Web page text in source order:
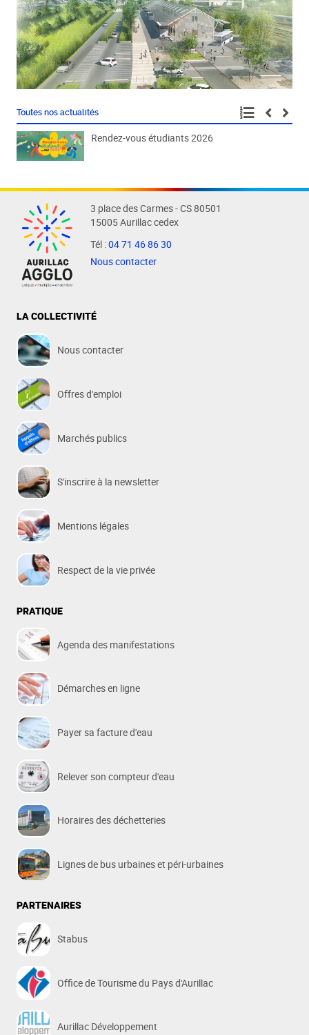
Toutes nos actualités
Rendez-vous étudiants 2026
3 place des Carmes - CS 80501
15005 Aurillac cedex
Tél :04 71 46 86 30
Nous contacter
LA COLLECTIVITÉ
Nous contacter
Offres d'emploi
Marchés publics
S'inscrire à la newsletter
Mentions légales
Respect de la vie privée
PRATIQUE
Agenda des manifestations
Démarches en ligne
Payer sa facture d'eau
Relever son compteur d'eau
Horaires des déchetteries
Lignes de bus urbaines et péri-urbaines
PARTENAIRES
Stabus
Office de Tourisme du Pays d'Aurillac
Aurillac Développement